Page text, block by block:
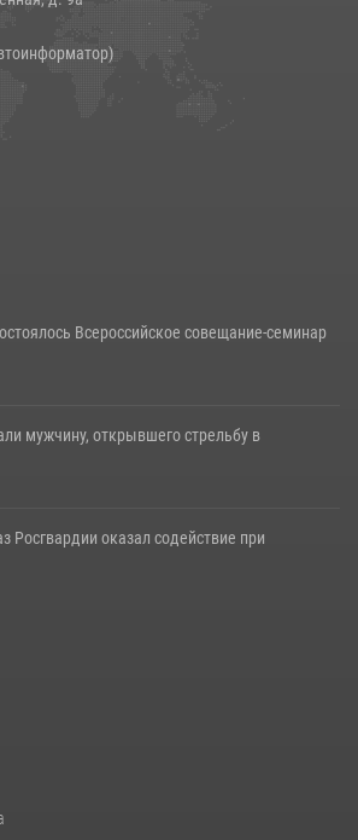
научная конференция по обобщению
Всероссийское совещание-семинар
мужчину, открывшего стрельбу в
Росгвардии оказал содействие при